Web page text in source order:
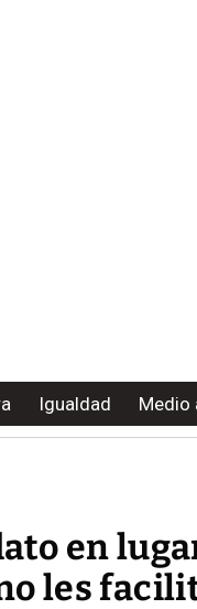
Igualdad Medio
en
les